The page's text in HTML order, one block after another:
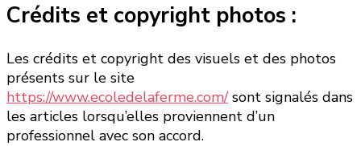
Crédits et copyright photos :
Les crédits et copyright des visuels et des photos
présents sur le site
https://www.ecoledelaferme.com/sont signalés dans
les articles lorsqu’elles proviennent d’un
professionnel avec son accord.